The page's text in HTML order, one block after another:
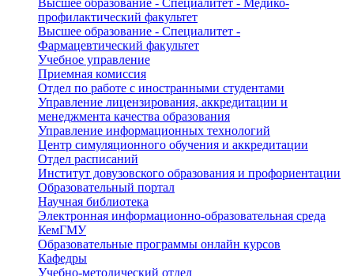
Высшее образование - Специалитет - Медико-
профилактический факультет
Высшее образование - Специалитет -
Фармацевтический факультет
Учебное управление
Приемная комиссия
Отдел по работе с иностранными студентами
Управление лицензирования, аккредитации и
менеджмента качества образования
Управление информационных технологий
Центр симуляционного обучения и аккредитации
Отдел расписаний
Институт довузовского образования и профориентации
Образовательный портал
Научная библиотека
Электронная информационно-образовательная среда
КемГМУ
Образовательные программы онлайн курсов
Кафедры
Учебно-методический отдел